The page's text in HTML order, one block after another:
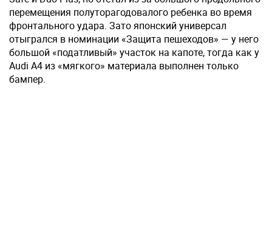
перемещения полуторагодовалого ребенка во время
фронтального удара. Зато японский универсал
отыгрался в номинации «Защита пешеходов» — у него
большой «податливый» участок на капоте, тогда как у
Audi A4 из «мягкого» материала выполнен только
бампер.